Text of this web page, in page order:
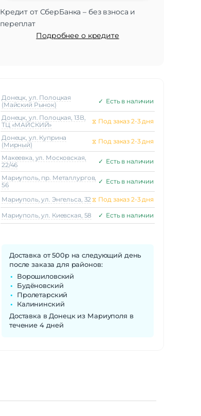
Кредит от СберБанка – без взноса и
переплат
Подробнее о кредите
Донецк, ул. Полоцкая
(Майский Рынок)
✓ Есть в наличии
Донецк, ул. Полоцкая, 13В,
ТЦ «МАЙСКИЙ»
⧖ Под заказ 2-3 дня
Донецк, ул. Куприна
(Мирный)
⧖ Под заказ 2-3 дня
Макеeвка, ул. Московская,
22/46
✓ Есть в наличии
Мариуполь, пр. Металлургов,
56
✓ Есть в наличии
Мариуполь, ул. Энгельса, 32 ⧖ Под заказ 2-3 дня
Мариуполь, ул. Киевская, 58 ✓ Есть в наличии
Доставка от 500р на следующий день
после заказа для районов:
Ворошиловский
Будёновский
Пролетарский
Калининский
Доставка в Донецк из Мариуполя в
течение 4 дней